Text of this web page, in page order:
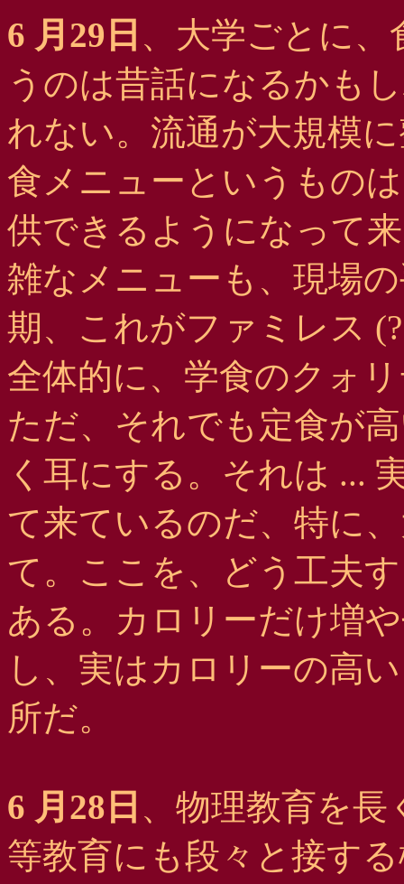
6 月29日 、大学ごとに
うのは昔話になるかも
れない。流通が大規模
食メニューというもの
供できるようになって
雑なメニューも、現場
期、これがファミレス
全体的に、学食のクォ
ただ、それでも定食が
く耳にする。それは ...
て来ているのだ、特に
て。ここを、どう工夫
ある。カロリーだけ増
し、実はカロリーの高
所だ。
6 月28日 、物理教育を
等教育にも段々と接す